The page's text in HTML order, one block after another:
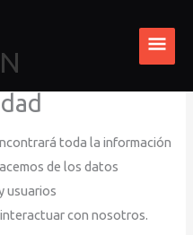
toda la información
de los datos
usuarios
con nosotros.